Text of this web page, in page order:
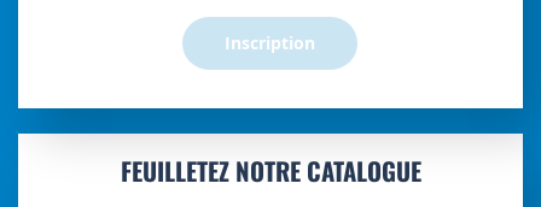
Inscription
FEUILLETEZ NOTRE CATALOGUE